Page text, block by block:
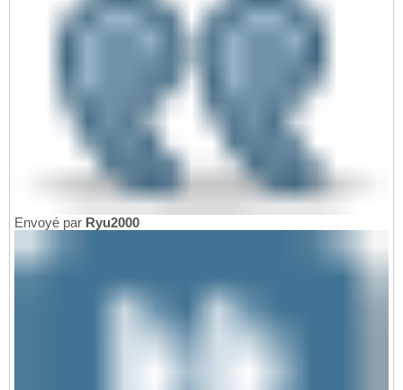
Envoyé par Ryu2000